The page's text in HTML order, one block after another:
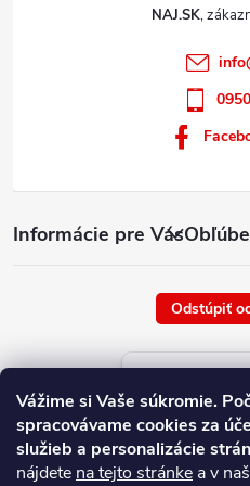
Vážime si Vaše súkromie.
spracovávame cookies za
služieb a personalizácie
nájdete na tejto stránke a v
Informácie pre Vás
NAJ.SK
info
Odstúpiť
Aktuálne
platné od